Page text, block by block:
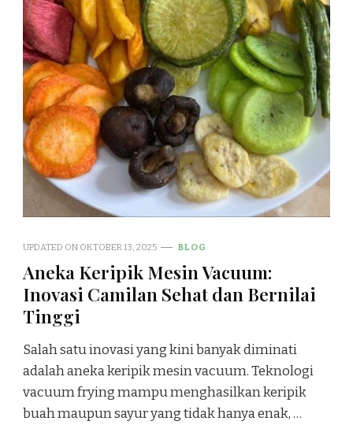
UPDATED ON OKTOBER 13, 2025 BLOG
Aneka Keripik Mesin Vacuum:
Inovasi Camilan Sehat dan Bernilai
Tinggi
Salah satu inovasi yang kini banyak diminati
adalah aneka keripik mesin vacuum. Teknologi
vacuum frying mampu menghasilkan keripik
buah maupun sayur yang tidak hanya enak, …